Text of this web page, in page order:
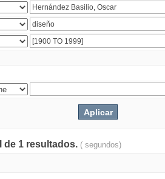
de 1 resultados. ( segundos)